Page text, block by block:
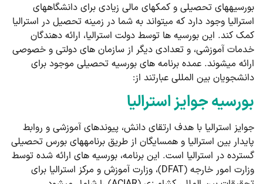
بورسیه­های تحصیلی و کمک­های مالی زیادی برای دانشگاه­های
استرالیا وجود دارد که می­تواند به شما در زمینه تحصیل در استرالیا
کمک کند. این بورسیه ­ها توسط دولت استرالیا، ارائه ­دهندگان
خدمات آموزشی، و تعدادی دیگر از سازمان های دولتی و خصوصی
ارائه می­شوند. عمده برنامه ­های بورسیه تحصیلی موجود برای
دانشجویان بین المللی عبارتند از:
بورسیه جوایز استرالیا
جوایز استرالیا با هدف ارتقای دانش، پیوندهای آموزشی و روابط
پایدار بین استرالیا و همسایگان از طریق برنامه­های بورس تحصیلی
گسترده در استرالیا است. این برنامه، بورسیه­ های ارائه شده توسط
وزارت امور خارجه (DFAT)، وزارت آموزش و مرکز استرالیا برای